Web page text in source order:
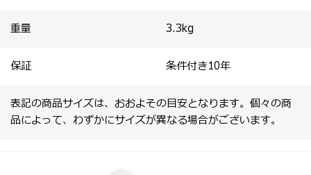
重量 3.3kg
保証 条件付き10年
表記の商品サイズは、おおよその目安となります。個々の商
品によって、わずかにサイズが異なる場合がございます。